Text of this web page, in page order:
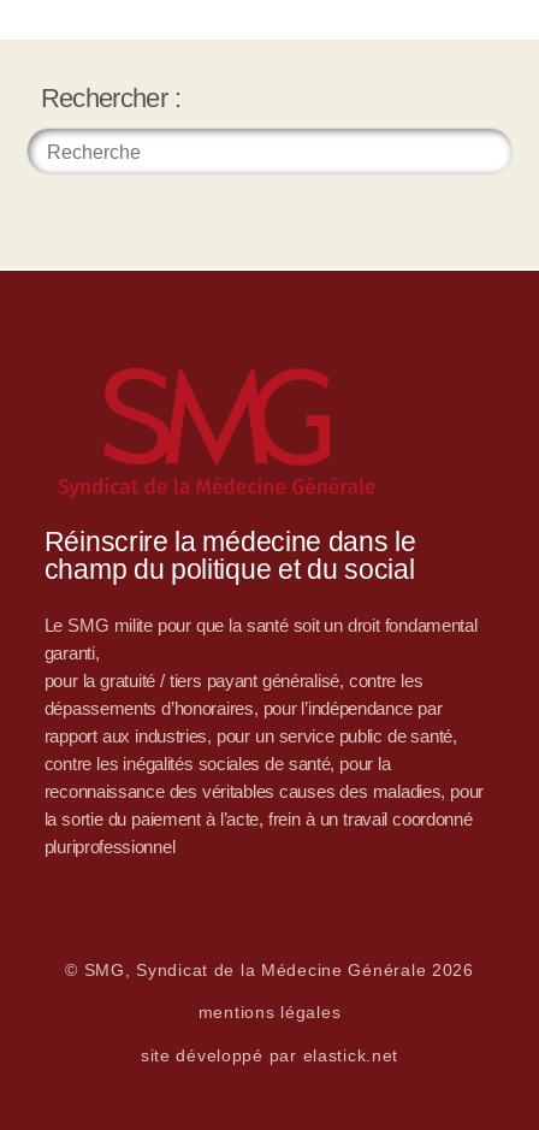
Rechercher :
Réinscrire la médecine dans le
champ du politique et du social
Le SMG milite pour que la santé soit un droit fondamental
garanti,
pour la gratuité / tiers payant généralisé, contre les
dépassements d’honoraires, pour l’indépendance par
rapport aux industries, pour un service public de santé,
contre les inégalités sociales de santé, pour la
reconnaissance des véritables causes des maladies, pour
la sortie du paiement à l’acte, frein à un travail coordonné
pluriprofessionnel
© SMG, Syndicat de la Médecine Générale 2026
mentions légales
site développé par elastick.net